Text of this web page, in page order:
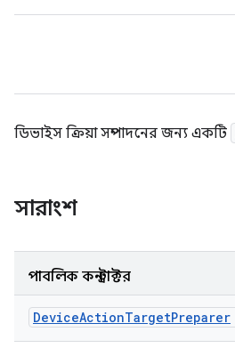
ডিভাইস ক্রিয়া সম্পাদনের জন্য একটি
সারাংশ
পাবলিক কনস্ট্রাক্টর
DeviceActionTargetPreparer